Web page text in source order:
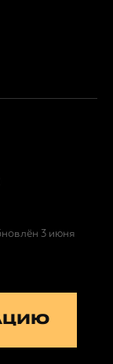
3 июня